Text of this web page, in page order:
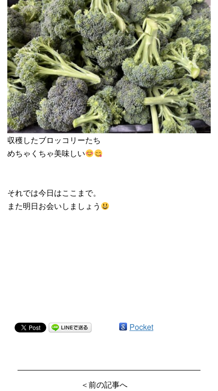
収穫したブロッコリーたち
めちゃくちゃ美味しい
それでは今日はここまで。
また明日お会いしましょう
Pocket
＜前の記事へ